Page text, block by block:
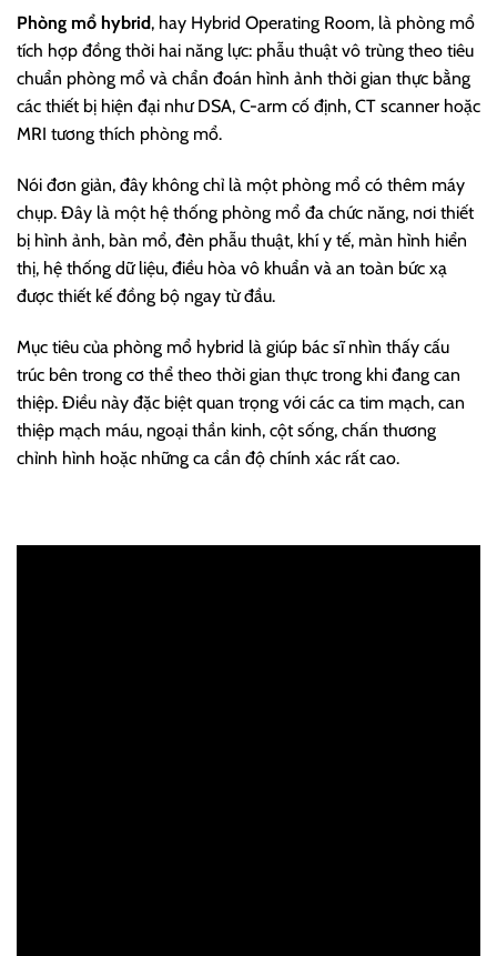
Phòng mổ hybrid, hay Hybrid Operating Room, là phòng mổ
tích hợp đồng thời hai năng lực: phẫu thuật vô trùng theo tiêu
chuẩn phòng mổ và chẩn đoán hình ảnh thời gian thực bằng
các thiết bị hiện đại như DSA, C-arm cố định, CT scanner hoặc
MRI tương thích phòng mổ.
Nói đơn giản, đây không chỉ là một phòng mổ có thêm máy
chụp. Đây là một hệ thống phòng mổ đa chức năng, nơi thiết
bị hình ảnh, bàn mổ, đèn phẫu thuật, khí y tế, màn hình hiển
thị, hệ thống dữ liệu, điều hòa vô khuẩn và an toàn bức xạ
được thiết kế đồng bộ ngay từ đầu.
Mục tiêu của phòng mổ hybrid là giúp bác sĩ nhìn thấy cấu
trúc bên trong cơ thể theo thời gian thực trong khi đang can
thiệp. Điều này đặc biệt quan trọng với các ca tim mạch, can
thiệp mạch máu, ngoại thần kinh, cột sống, chấn thương
chỉnh hình hoặc những ca cần độ chính xác rất cao.